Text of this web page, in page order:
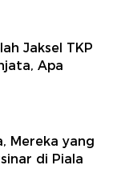
Jaksel TKP
Apa
Mereka yang
di Piala